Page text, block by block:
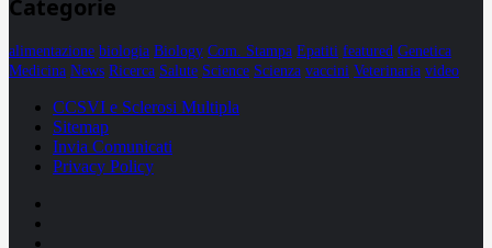
Categorie
alimentazione biologia Biology Com. Stampa Epatiti featured Genetica
Medicina News Ricerca Salute Science Scienza vaccini Veterinaria video
CCSVI e Sclerosi Multipla
Sitemap
Invia Comunicati
Privacy Policy